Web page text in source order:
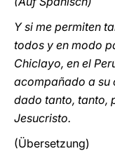
Y si me permiten
todos y en modo
Chiclayo, en el
acompañado a su
dado tanto, tanto,
Jesucristo.
(Übersetzung)